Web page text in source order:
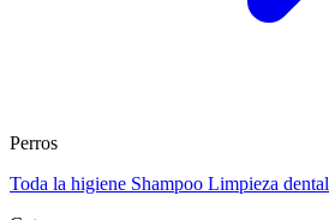
Perros
Toda la higiene Shampoo Limpieza dental